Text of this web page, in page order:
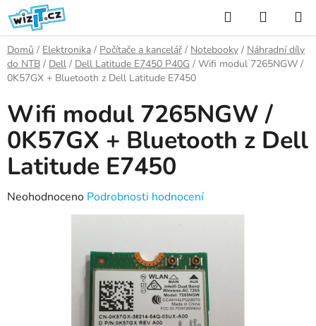
Přejít
na
obsah
Hledat
KOŠÍK
Domů / Elektronika / Počítače a kancelář / Notebooky / Náhradní díly
do NTB / Dell / Dell Latitude E7450 P40G / Wifi modul 7265NGW /
0K57GX + Bluetooth z Dell Latitude E7450
Wifi modul 7265NGW /
0K57GX + Bluetooth z Dell
Latitude E7450
Průměrné
Neohodnoceno Podrobnosti hodnocení